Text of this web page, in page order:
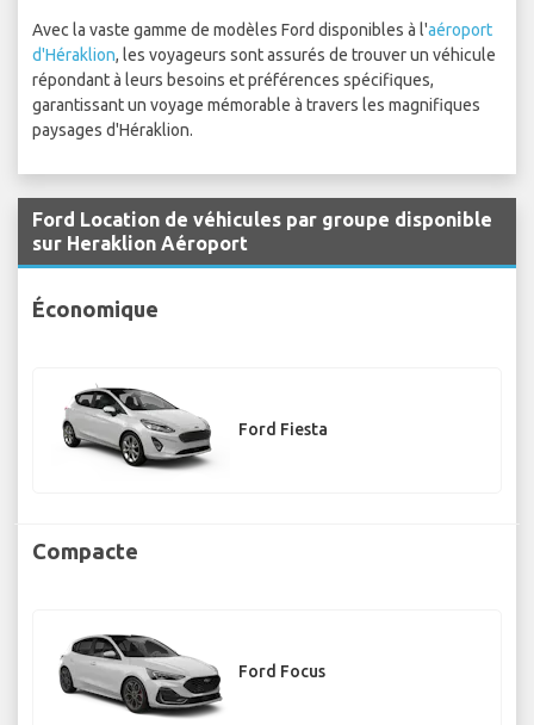
Avec la vaste gamme de modèles Ford disponibles à l'aéroport
d'Héraklion, les voyageurs sont assurés de trouver un véhicule
répondant à leurs besoins et préférences spécifiques,
garantissant un voyage mémorable à travers les magnifiques
paysages d'Héraklion.
Ford Location de véhicules par groupe disponible
sur Heraklion Aéroport
Économique
Ford Fiesta
Compacte
Ford Focus